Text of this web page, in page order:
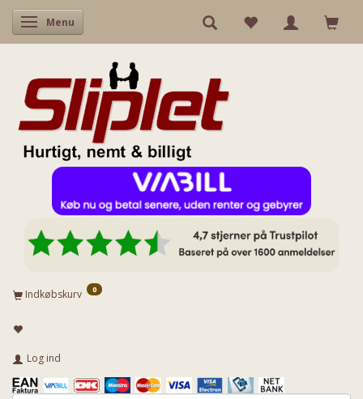
Skifte navigation
Menu
Indkøbskurv 0
Log ind